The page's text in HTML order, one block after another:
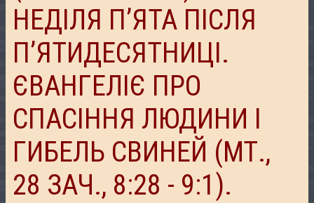
НЕДІЛЯ П’ЯТА ПІСЛЯ
П’ЯТИДЕСЯТНИЦІ.
ЄВАНГЕЛІЄ ПРО
СПАСІННЯ ЛЮДИНИ І
ГИБЕЛЬ СВИНЕЙ (МТ.,
28 ЗАЧ., 8:28 - 9:1).